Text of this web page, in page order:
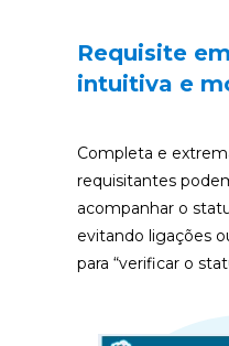
Requisite
intuitiva e
Completa e
requisitantes
acompanhar o
evitando ligações
para “verificar o